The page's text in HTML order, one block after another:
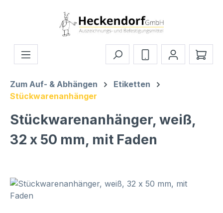
Zum Hauptinhalt springen
Zum Auf- & Abhängen
Etiketten
Stückwarenanhänger
Stückwarenanhänger, weiß,
32 x 50 mm, mit Faden
Bildergalerie überspringen